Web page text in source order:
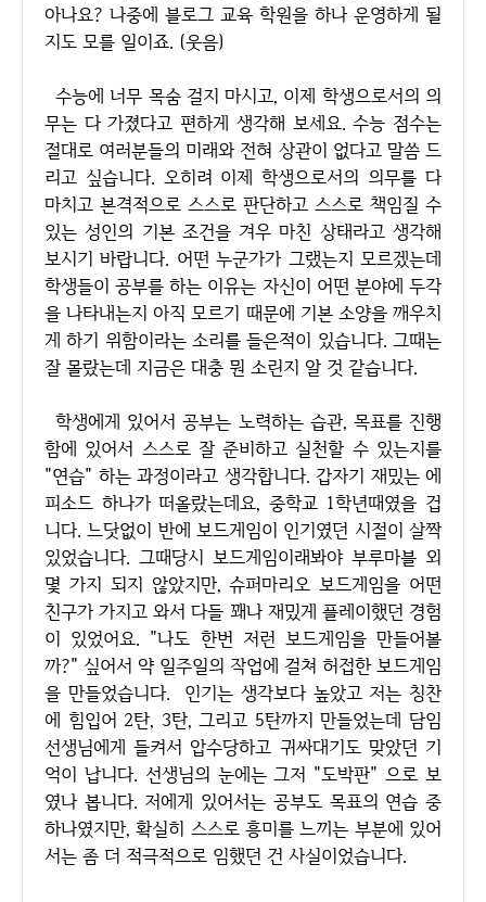
아나요? 나중에 블로그 교육 학원을 하나 운영하게 될
지도 모를 일이죠. (웃음)
수능에 너무 목숨 걸지 마시고, 이제 학생으로서의 의
무는 다 가졌다고 편하게 생각해 보세요. 수능 점수는
절대로 여러분들의 미래와 전혀 상관이 없다고 말씀 드
리고 싶습니다. 오히려 이제 학생으로서의 의무를 다
마치고 본격적으로 스스로 판단하고 스스로 책임질 수
있는 성인의 기본 조건을 겨우 마친 상태라고 생각해
보시기 바랍니다. 어떤 누군가가 그랬는지 모르겠는데
학생들이 공부를 하는 이유는 자신이 어떤 분야에 두각
을 나타내는지 아직 모르기 때문에 기본 소양을 깨우치
게 하기 위함이라는 소리를 들은적이 있습니다. 그때는
잘 몰랐는데 지금은 대충 뭔 소린지 알 것 같습니다.
학생에게 있어서 공부는 노력하는 습관, 목표를 진행
함에 있어서 스스로 잘 준비하고 실천할 수 있는지를
"연습" 하는 과정이라고 생각합니다. 갑자기 재밌는 에
피소드 하나가 떠올랐는데요, 중학교 1학년때였을 겁
니다. 느닷없이 반에 보드게임이 인기였던 시절이 살짝
있었습니다. 그때당시 보드게임이래봐야 부루마블 외
몇 가지 되지 않았지만, 슈퍼마리오 보드게임을 어떤
친구가 가지고 와서 다들 꽤나 재밌게 플레이했던 경험
이 있었어요. "나도 한번 저런 보드게임을 만들어볼
까?" 싶어서 약 일주일의 작업에 걸쳐 허접한 보드게임
을 만들었습니다. 인기는 생각보다 높았고 저는 칭찬
에 힘입어 2탄, 3탄, 그리고 5탄까지 만들었는데 담임
선생님에게 들켜서 압수당하고 귀싸대기도 맞았던 기
억이 납니다. 선생님의 눈에는 그저 "도박판" 으로 보
였나 봅니다. 저에게 있어서는 공부도 목표의 연습 중
하나였지만, 확실히 스스로 흥미를 느끼는 부분에 있어
서는 좀 더 적극적으로 임했던 건 사실이었습니다.